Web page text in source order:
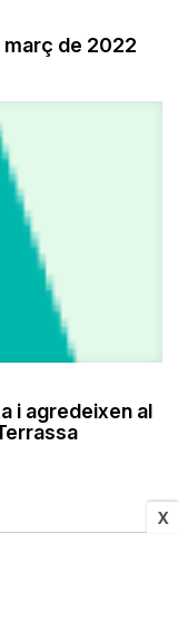
X
març de 2022
i agredeixen al